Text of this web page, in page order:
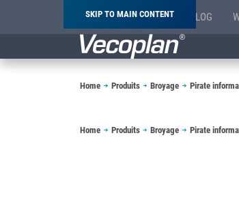
SKIP TO MAIN CONTENT BLOG
Breadcrumb
Home Produits Broyage Pirate
Breadcrumb
Home Produits Broyage Pirate